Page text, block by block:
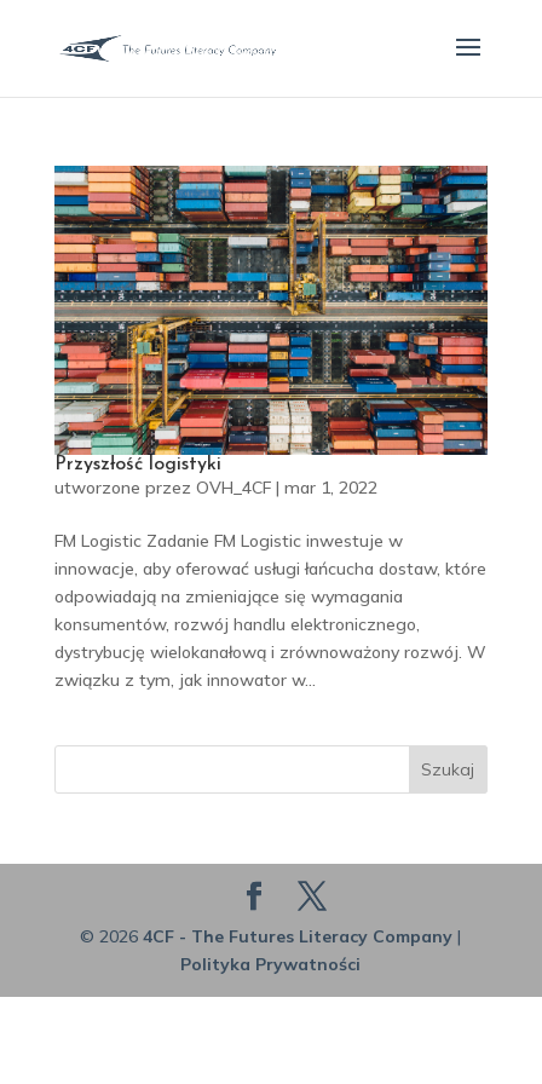
Przyszłość logistyki
utworzone przez OVH_4CF| mar 1, 2022
FM Logistic Zadanie FM Logistic inwestuje w
innowacje, aby oferować usługi łańcucha dostaw, które
odpowiadają na zmieniające się wymagania
konsumentów, rozwój handlu elektronicznego,
dystrybucję wielokanałową i zrównoważony rozwój. W
związku z tym, jak innowator w...
Szukaj
© 2026 4CF - The Futures Literacy Company|
Polityka Prywatności